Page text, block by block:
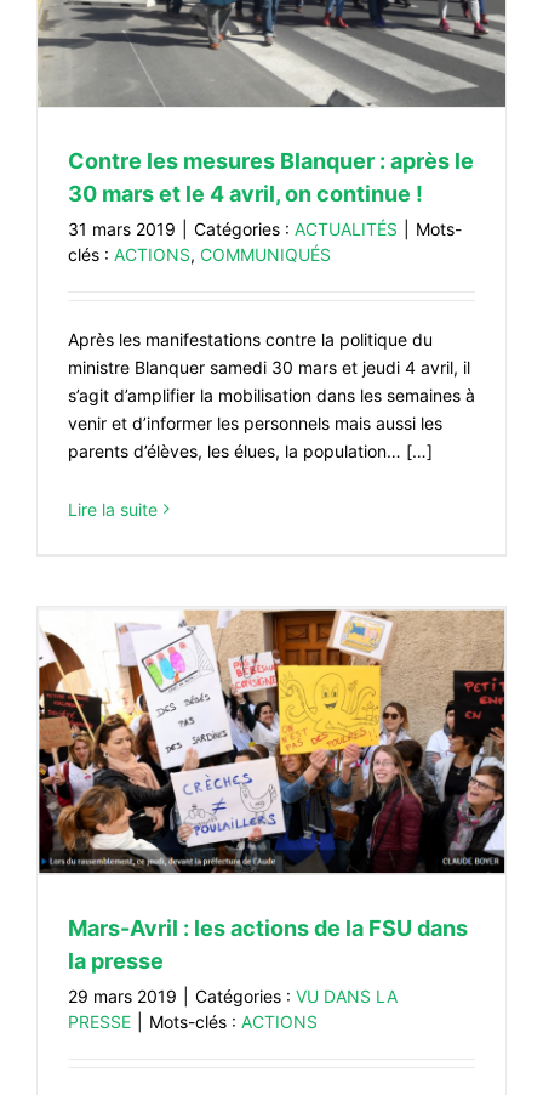
#VOS ÉLUES
#FORMATION
#ÉLECTIONS
#MÉDIAS
#DÉBATS
#ARCHIVES
Contre les mesures Blanquer : après le
30 mars et le 4 avril, on continue !
31 mars 2019 Catégories : ACTUALITÉS
Mots-
clés : ACTIONS, COMMUNIQUÉS
Après les manifestations contre la politique du
ministre Blanquer samedi 30 mars et jeudi 4 avril, il
s’agit d’amplifier la mobilisation dans les semaines à
venir et d’informer les personnels mais aussi les
parents d’élèves, les élues, la population… […]
Lire la suite
Mars-Avril : les actions de la FSU dans
la presse
29 mars 2019 Catégories : VU DANS LA
PRESSE
Mots-clés : ACTIONS